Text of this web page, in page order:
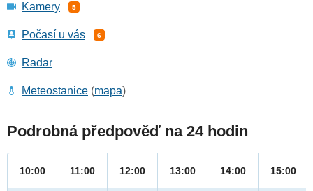
Kamery 5
Počasí u vás 6
Radar
Meteostanice (mapa)
Podrobná předpověď na 24 hodin
10:00 11:00 12:00 13:00 14:00 15:00